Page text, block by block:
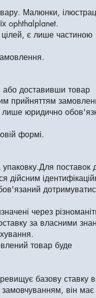
Малюнки,
ophthalplanet.
цілей, є лише частиною
або доставивши товар
прийняттям
лише юридично
формі.
поставок
дійсним
через
за власними
товар буде
базову ставку
він